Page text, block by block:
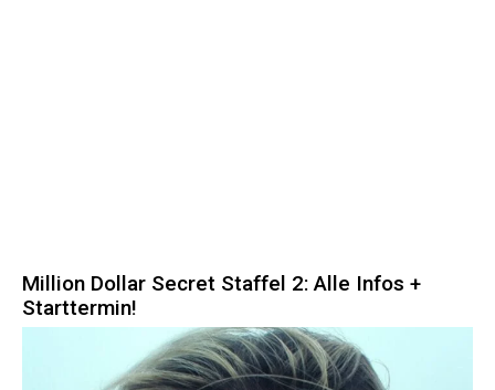
Million Dollar Secret Staffel 2: Alle Infos +
Starttermin!